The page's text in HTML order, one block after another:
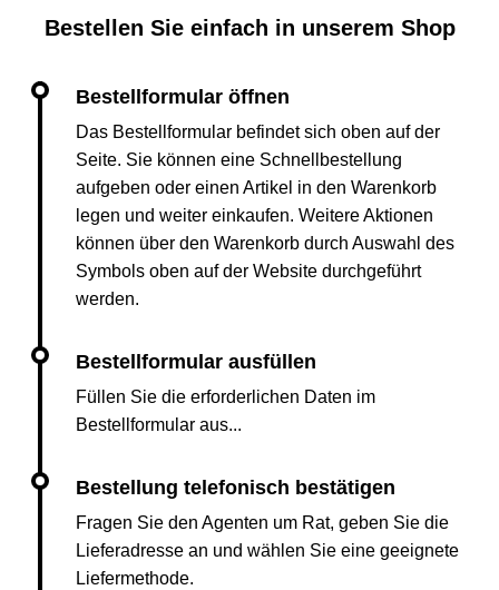
Bestellen Sie einfach in unserem Shop
Das Bestellformular befindet sich oben auf der
Seite. Sie können eine Schnellbestellung
aufgeben oder einen Artikel in den Warenkorb
legen und weiter einkaufen. Weitere Aktionen
können über den Warenkorb durch Auswahl des
Symbols oben auf der Website durchgeführt
werden.
Füllen Sie die erforderlichen Daten im
Bestellformular aus...
Fragen Sie den Agenten um Rat, geben Sie die
Lieferadresse an und wählen Sie eine geeignete
Liefermethode.